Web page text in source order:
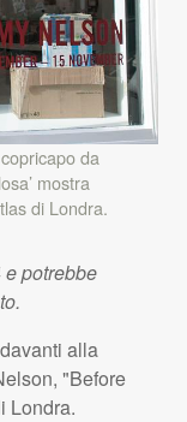
da
mostra
di Londra.
potrebbe
alla
"Before
Londra.